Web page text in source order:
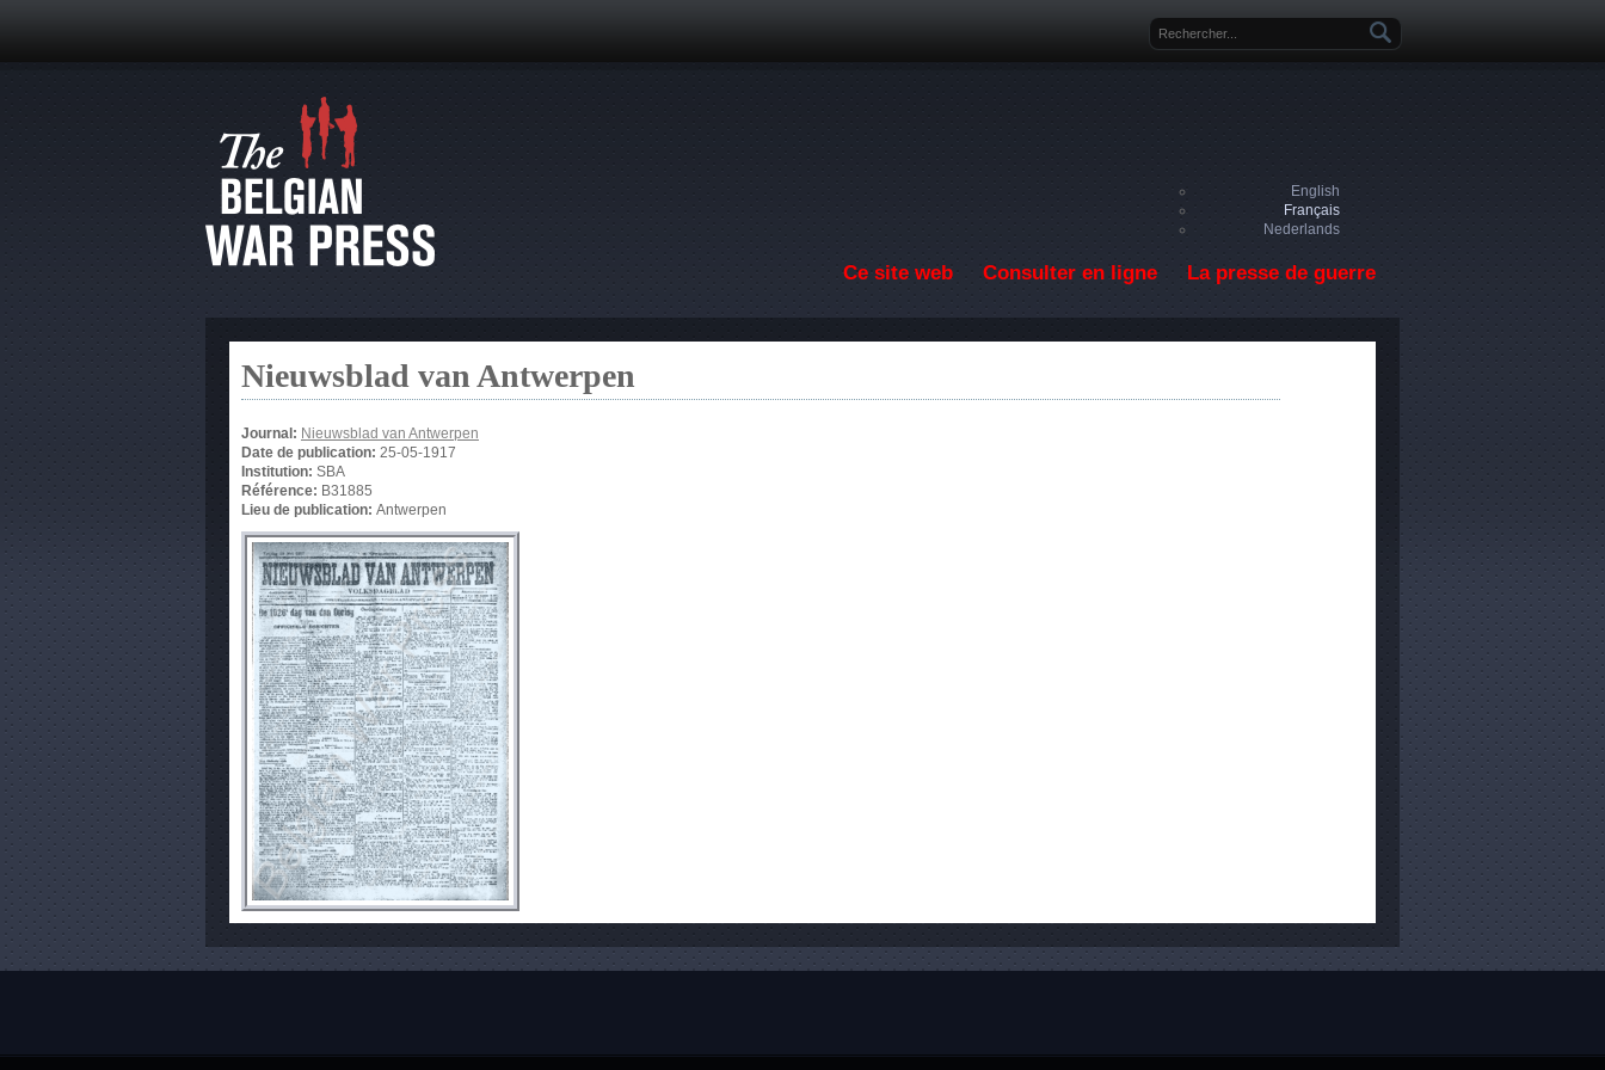
Formulaire de recherche
English
Français
Nederlands
Ce site web Consulter en ligne La presse de guerre
Nieuwsblad van Antwerpen
Journal: Nieuwsblad van Antwerpen
Date de publication: 25-05-1917
Institution: SBA
Référence: B31885
Lieu de publication: Antwerpen